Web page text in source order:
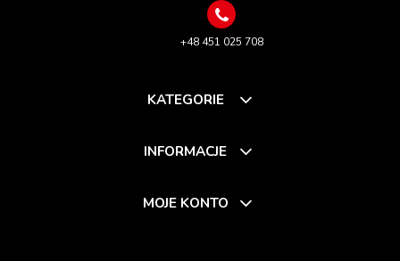
+48 451 025 708
KATEGORIE
INFORMACJE
MOJE KONTO